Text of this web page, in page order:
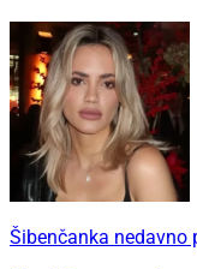
Šibenčanka nedavno